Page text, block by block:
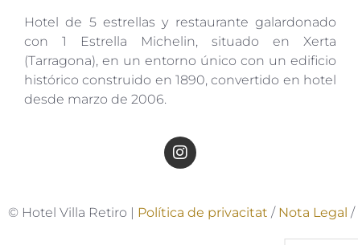
Hotel de 5 estrellas y restaurante galardonado
con 1 Estrella Michelin, situado en Xerta
(Tarragona), en un entorno único con un edificio
histórico construido en 1890, convertido en hotel
desde marzo de 2006.
© Hotel Villa Retiro | Política de privacitat / Nota Legal /